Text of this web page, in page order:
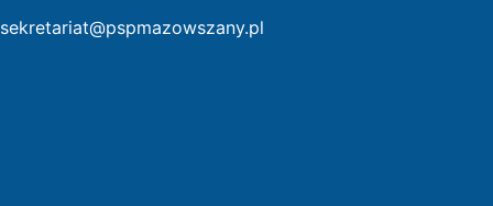
sekretariat@pspmazowszany.pl